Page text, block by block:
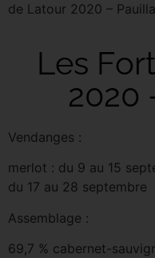
de Latour 2020 –
Les
2020
Vendanges :
merlot : du 9 au 15
du 17 au 28 septembre
Assemblage :
69,7 % cabernet-